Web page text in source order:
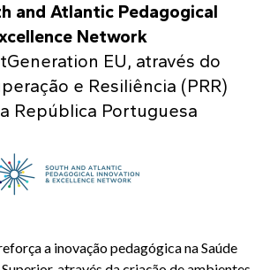
and Atlantic Pedagogical
Network
EU, através do
e Resiliência (PRR)
República Portuguesa
a inovação pedagógica na Saúde